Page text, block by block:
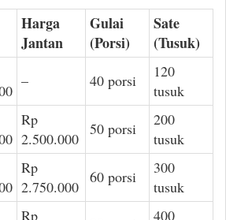
Harga
Jantan
Gulai
(Porsi)
Sate
(Tusuk)
– 40 porsi
120
tusuk
Rp
2.500.000
50 porsi
200
tusuk
Rp
2.750.000
60 porsi
300
tusuk
Rp
400